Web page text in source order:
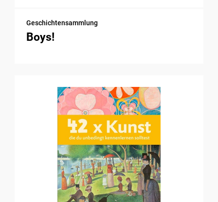
Geschichtensammlung
Boys!